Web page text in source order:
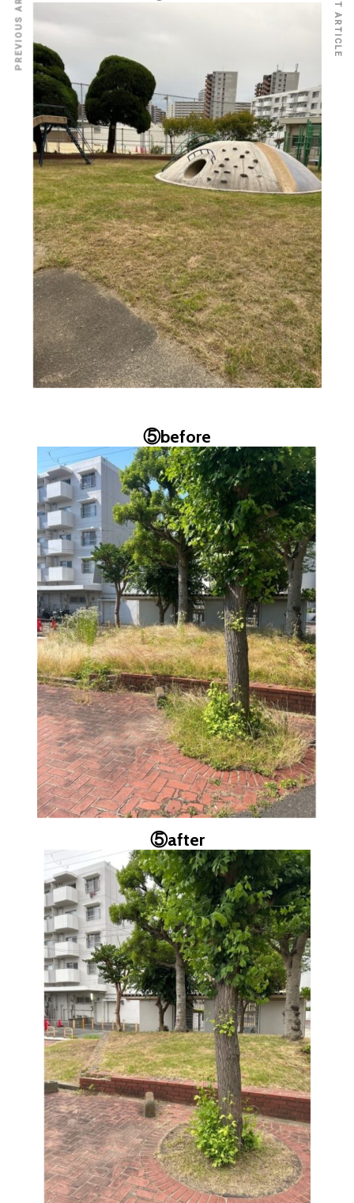
⑤before
⑤after
NEXT ARTICLE